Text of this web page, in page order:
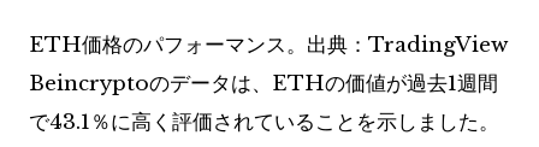
ETH価格のパフォーマンス。出典：TradingView
Beincryptoのデータは、ETHの価値が過去1週間
で43.1％に高く評価されていることを示しました。